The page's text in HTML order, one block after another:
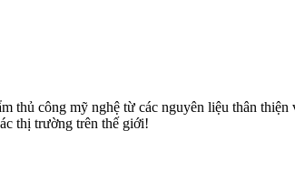
thủ công mỹ nghệ từ các nguyên liệu thân
thị trường trên thế giới!